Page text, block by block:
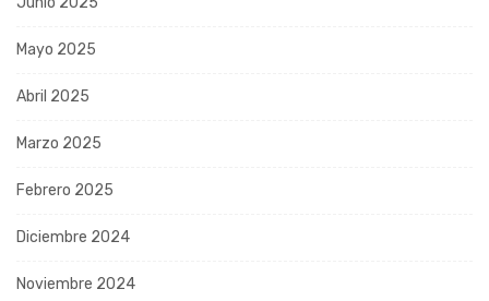
Mayo 2025
Abril 2025
Marzo 2025
Febrero 2025
Diciembre 2024
Noviembre 2024